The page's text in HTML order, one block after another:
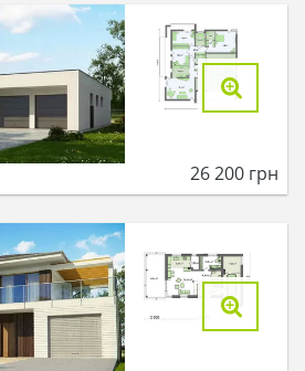
26 200 грн